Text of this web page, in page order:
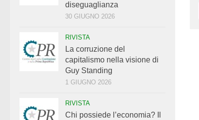
diseguaglianza
30 GIUGNO 2026
RIVISTA
La corruzione del
capitalismo nella visione di
Guy Standing
1 GIUGNO 2026
RIVISTA
Chi possiede l’economia? Il